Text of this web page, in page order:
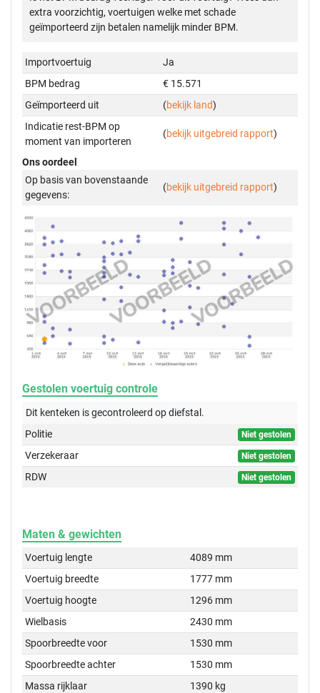
extra voorzichtig, voertuigen welke met schade
geïmporteerd zijn betalen namelijk minder BPM.
Importvoertuig
Ja
BPM bedrag
€ 15.571
Geïmporteerd uit
(bekijk land)
Indicatie rest-BPM op
moment van importeren
(bekijk uitgebreid rapport)
Ons oordeel
Op basis van bovenstaande
gegevens:
(bekijk uitgebreid rapport)
Gestolen voertuig controle
Dit kenteken is gecontroleerd opdiefstal.
Politie
Niet gestolen
Verzekeraar Niet gestolen
RDW Niet gestolen
Maten & gewichten
Voertuig lengte
4089 mm
Voertuig breedte
1777 mm
Voertuig hoogte
1296 mm
Wielbasis
2430 mm
Spoorbreedte voor
1530 mm
Spoorbreedte achter
1530 mm
Massa rijklaar
1390 kg